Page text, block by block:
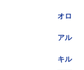
オロ
アル
キル